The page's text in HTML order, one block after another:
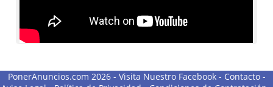
PonerAnuncios.com 2026 - Visita Nuestro Facebook- Contacto-